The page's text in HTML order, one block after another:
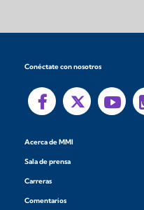
Conéctate con nosotros
Acerca de MMI
Sala de prensa
Carreras
Comentarios